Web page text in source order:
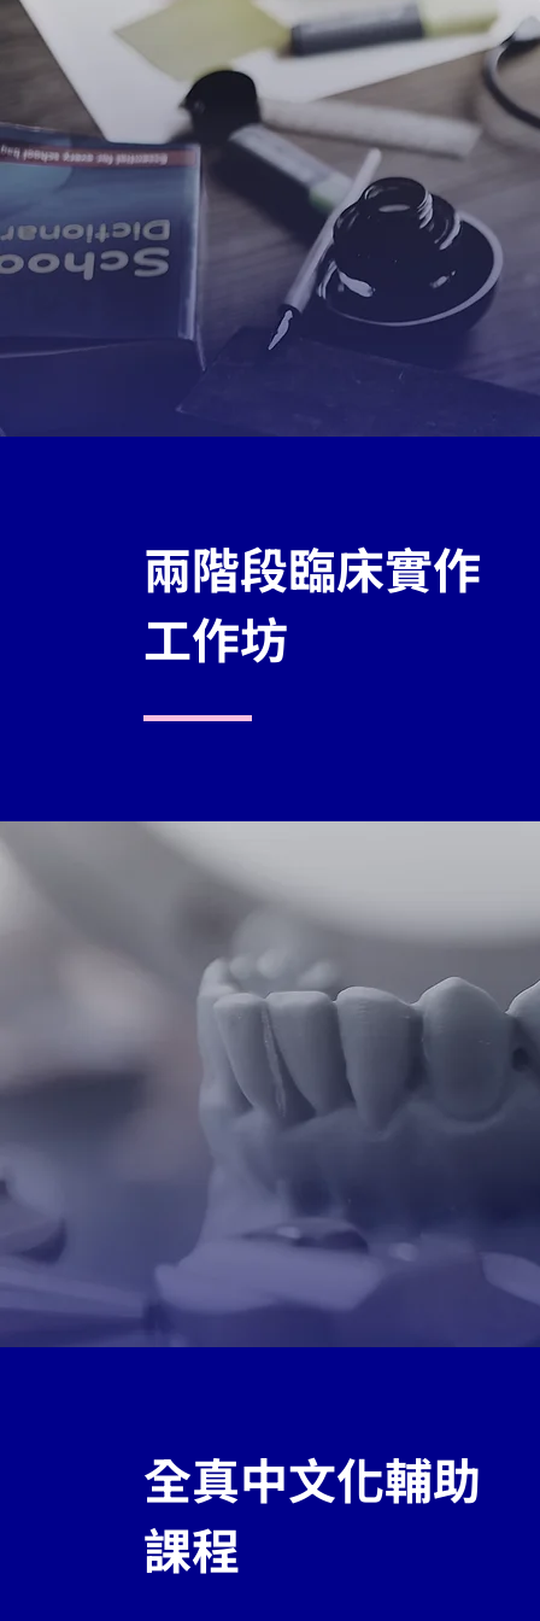
兩階段臨床實作
工作坊
全真中文化輔助
課程